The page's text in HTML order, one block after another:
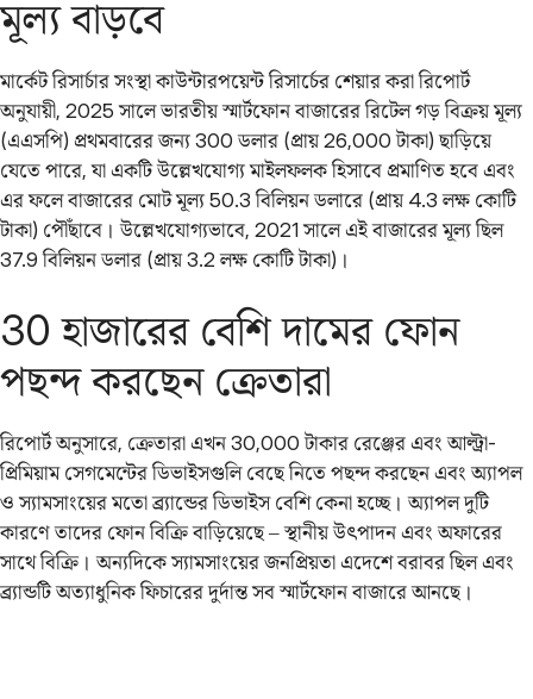
মূল্য বাড়বে
মার্কেট রিসার্চার সংস্থা কাউন্টারপয়েন্ট রিসার্চের শেয়ার করা রিপোর্ট
অনুযায়ী, 2025 সালে ভারতীয় স্মার্টফোন বাজারের রিটেল গড় বিক্রয় মূল্য
(এএসপি) প্রথমবারের জন্য 300 ডলার (প্রায় 26,000 টাকা) ছাড়িয়ে
যেতে পারে, যা একটি উল্লেখযোগ্য মাইলফলক হিসাবে প্রমাণিত হবে এবং
এর ফলে বাজারের মোট মূল্য 50.3 বিলিয়ন ডলারে (প্রায় 4.3 লক্ষ কোটি
টাকা) পৌঁছাবে। উল্লেখযোগ্যভাবে, 2021 সালে এই বাজারের মূল্য ছিল
37.9 বিলিয়ন ডলার (প্রায় 3.2 লক্ষ কোটি টাকা)।
30 হাজারের বেশি দামের ফোন
পছন্দ করছেন ক্রেতারা
রিপোর্ট অনুসারে, ক্রেতারা এখন 30,000 টাকার রেঞ্জের এবং আল্ট্রা-
প্রিমিয়াম সেগমেন্টের ডিভাইসগুলি বেছে নিতে পছন্দ করছেন এবং অ্যাপল
ও স্যামসাংয়ের মতো ব্র্যান্ডের ডিভাইস বেশি কেনা হচ্ছে। অ্যাপল দুটি
কারণে তাদের ফোন বিক্রি বাড়িয়েছে – স্থানীয় উৎপাদন এবং অফারের
সাথে বিক্রি। অন্যদিকে স্যামসাংয়ের জনপ্রিয়তা এদেশে বরাবর ছিল এবং
ব্র্যান্ডটি অত্যাধুনিক ফিচারের দুর্দান্ত সব স্মার্টফোন বাজারে আনছে।